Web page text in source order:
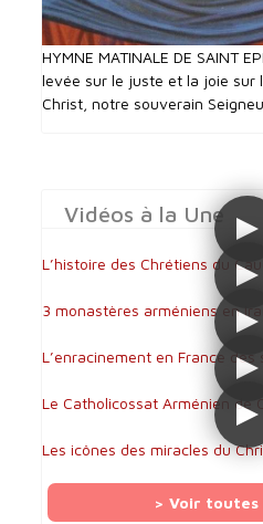
HYMNE MATINALE DE SAINT
levée sur le juste et la joie sur
Christ, notre souverain
Vidéos à la Une
L’histoire des Chrétiens du
3 monastères arméniens en Iran
L’enracinement en France
Le Catholicossat Arménien de
Les icônes des miracles du
> Voir toutes